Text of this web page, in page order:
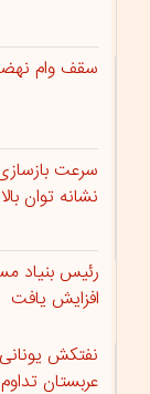
سقف وام نهضت ملی
سرعت
نشانه توان
افزایش یافت
نفتکش
عربستان